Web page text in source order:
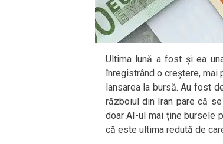
Ultima lună a fost și ea
înregistrând o creștere,
lansarea la bursă. Au fost
războiul din Iran pare că
doar AI-ul mai ține bursele
că este ultima redută de